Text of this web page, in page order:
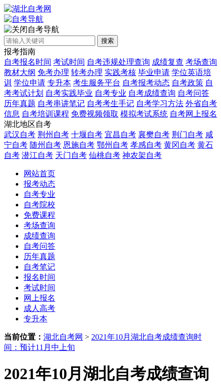
自考导航
搜索
报考指南
自考报名时间 考试时间 自考违规处理查询 成绩复查 考场查询
教材大纲 免考办理 转考办理 实践考核 毕业申请 学位英语培
训 学位申请 专升本 考生服务平台 自考报考动态 自考政策 自
考考试计划 自考实践毕业 自考专业 自考成绩查询 自考问答
历年真题 自考串讲笔记 自考考生手记 自考学习方法 外省自考
信息 自考培训课程 免费视频领取 模拟考试系统 自考网上报名
湖北地区自考
武汉自考 荆州自考 十堰自考 宜昌自考 襄樊自考 荆门自考 咸
宁自考 随州自考 恩施自考 鄂州自考 孝感自考 黄冈自考 黄石
自考 潜江自考 天门自考 仙桃自考 神农架自考
网站首页
报考动态
自考专业
自考院校
免费课程
考场查询
成绩查询
自考问答
历年真题
自考笔记
报名时间
考试时间
网上报名
成人高考
专升本
当前位置： 湖北自考网 > 2021年10月湖北自考成绩查询时
间：预计11月中上旬
2021年10月湖北自考成绩查询